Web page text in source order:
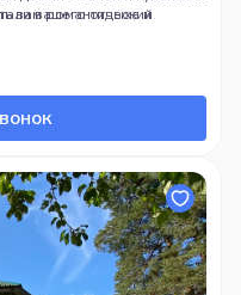
вам романтический
вашего отдыха и